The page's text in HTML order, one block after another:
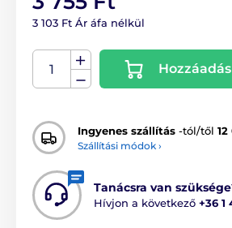
3 103 Ft Ár áfa nélkül
Ingyenes szállítás -tól/től
Szállítási módok ›
Tanácsra van
Hívjon a következő +36 1